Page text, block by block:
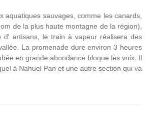
aquatiques sauvages, comme les canards,
de la plus haute montagne de la région),
artisans, le train à vapeur réalisera des
La promenade dure environ 3 heures
en grande abondance bloque les voix. Il
à Nahuel Pan et une autre section qui va